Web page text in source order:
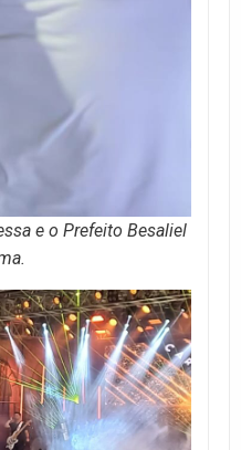
e o Prefeito Besaliel